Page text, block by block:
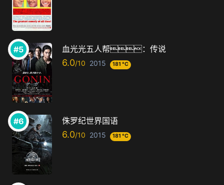
血光光五人帮：传说
6.0 2015 181 °C
侏罗纪世界国语
6.0 2015 181 °C